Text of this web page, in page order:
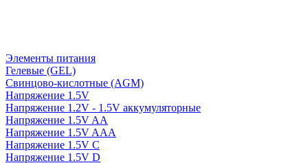
Элементы питания
Гелевые (GEL)
Свинцово-кислотные (AGM)
Напряжение 1.5V
Напряжение 1.2V - 1.5V аккумуляторные
Напряжение 1.5V AA
Напряжение 1.5V AAA
Напряжение 1.5V C
Напряжение 1.5V D